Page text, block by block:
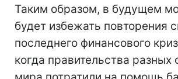
Таким образом, в будущем
будет избежать повторения
последнего финансового
когда правительства разных